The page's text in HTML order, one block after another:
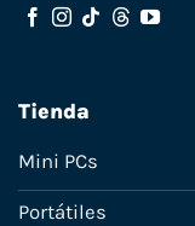
Tienda
Mini PCs
Portátiles